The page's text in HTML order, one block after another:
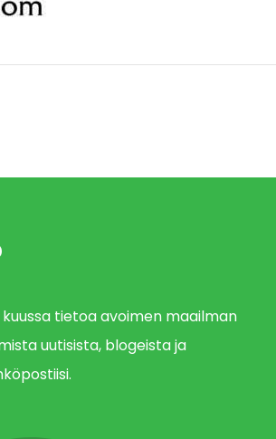
tietoa avoimen maailman
uutisista, blogeista ja